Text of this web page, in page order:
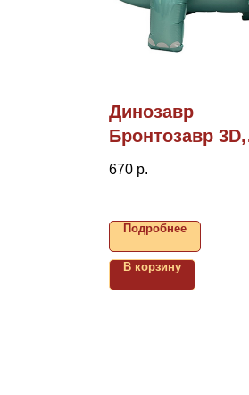
Динозавр
Бронтозавр 3D,
47"/119см (надув
воздухом)
670 р.
Подробнее
В корзину